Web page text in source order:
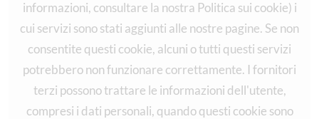
informazioni, consultare la nostra Politica sui cookie) i
cui servizi sono stati aggiunti alle nostre pagine. Se non
consentite questi cookie, alcuni o tutti questi servizi
potrebbero non funzionare correttamente. I fornitori
terzi possono trattare le informazioni dell'utente,
compresi i dati personali, quando questi cookie sono